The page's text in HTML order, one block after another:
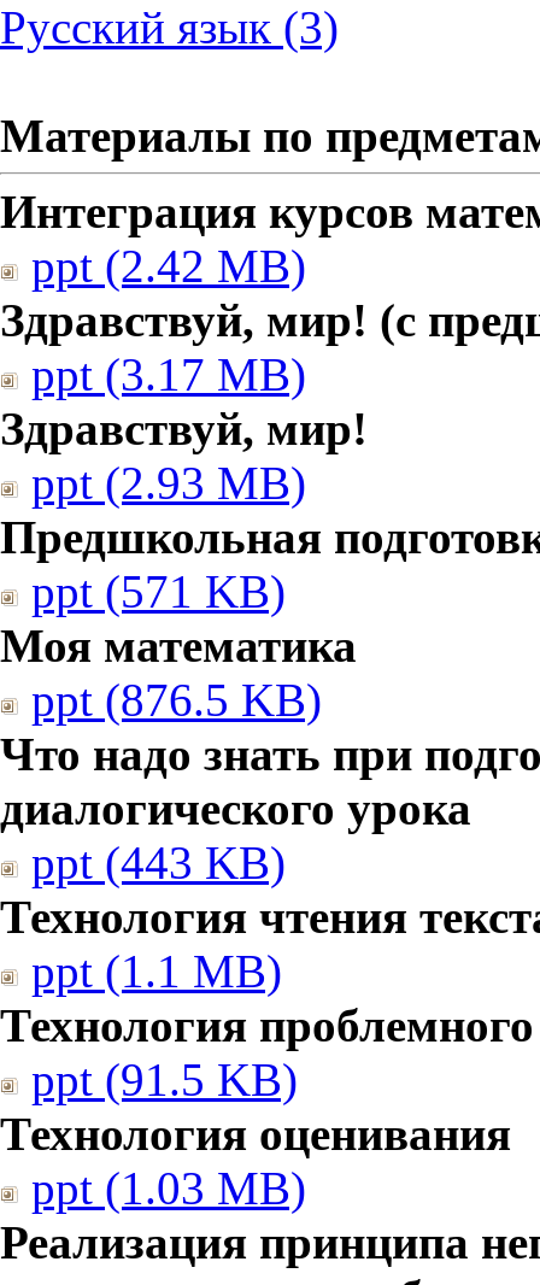
Русский язык (3)
Материалы по
Интеграция курсов
ppt (2.42 MB)
Здравствуй, мир! (с
ppt (3.17 MB)
Здравствуй, мир!
ppt (2.93 MB)
Предшкольная
ppt (571 KB)
Моя математика
ppt (876.5 KB)
Что надо знать при
диалогического урока
ppt (443 KB)
Технология чтения
ppt (1.1 MB)
Технология
ppt (91.5 KB)
Технология оценивания
ppt (1.03 MB)
Реализация принципа